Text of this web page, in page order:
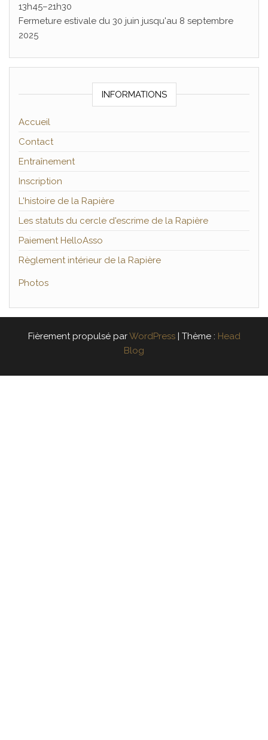
13h45–21h30
Fermeture estivale du 30 juin jusqu'au 8 septembre
2025
INFORMATIONS
Accueil
Contact
Entraînement
Inscription
L'histoire de la Rapière
Les statuts du cercle d'escrime de la Rapière
Paiement HelloAsso
Règlement intérieur de la Rapière
Photos
Fièrement propulsé parWordPress | Thème : Head
Blog